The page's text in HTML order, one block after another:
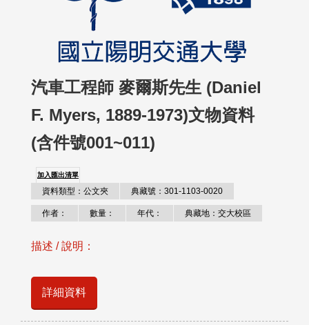
汽車工程師 麥爾斯先生 (Daniel
F. Myers, 1889-1973)文物資料
(含件號001~011)
加入匯出清單
資料類型：公文夾 典藏號：301-1103-0020
作者： 數量： 年代： 典藏地：交大校區
描述 / 說明：
詳細資料